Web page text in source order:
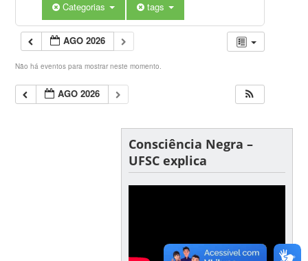
Categorias tags
AGO 2026
Não há eventos para mostrar neste momento.
AGO 2026
Consciência Negra –
UFSC explica